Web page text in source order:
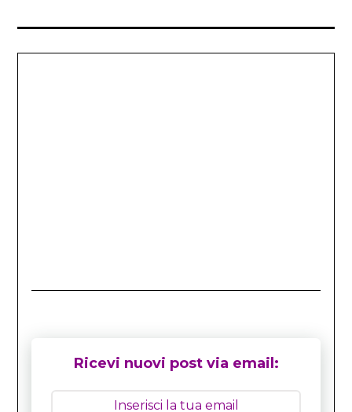
Ricevi nuovi post via email: